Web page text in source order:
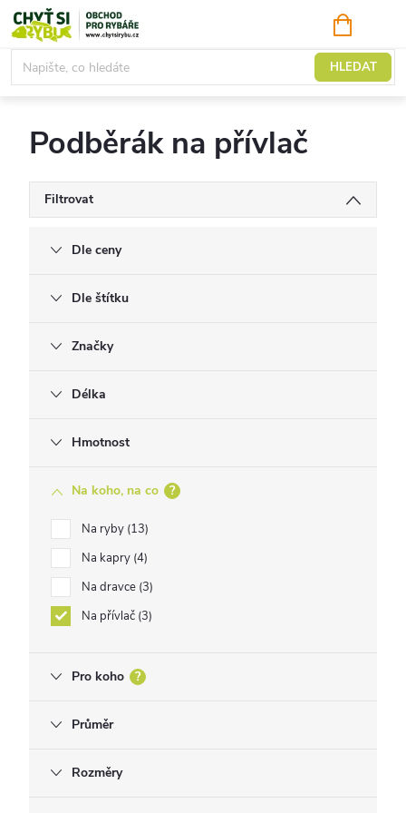
Přejít
na
obsah
HLEDAT
KOŠÍK
Podběráky
Podběrák na přívlač
Filtrovat
Dle ceny
Dle štítku
Značky
Délka
Hmotnost
Na koho, na co ?
Na ryby 13
Na kapry 4
Na dravce 3
Na přívlač 3
Pro koho ?
Průměr
Rozměry